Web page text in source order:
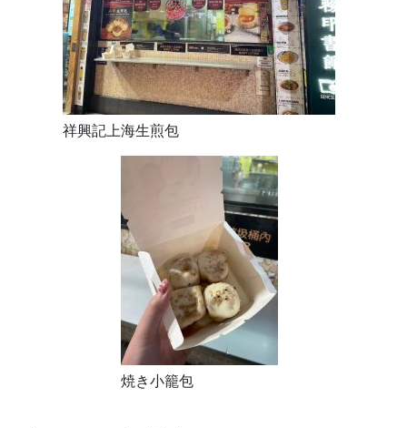
祥興記上海生煎包
焼き小籠包